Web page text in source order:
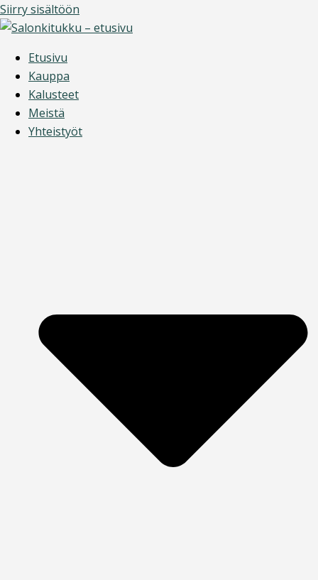
Siirry sisältöön
Etusivu
Kauppa
Kalusteet
Meistä
Yhteistyöt